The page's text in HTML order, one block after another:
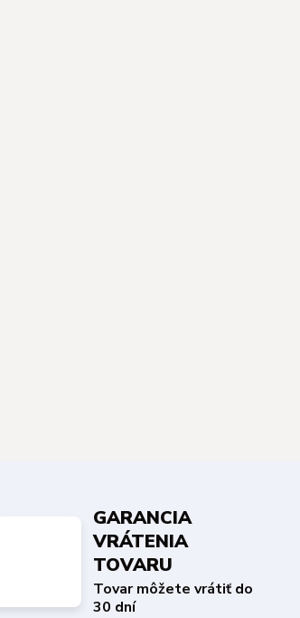
GARANCIA
VRÁTENIA
TOVARU
Tovar môžete vrátiť do
30 dní